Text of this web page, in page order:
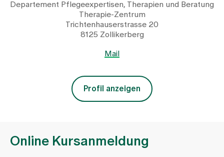
Departement Pflegeexpertisen, Therapien und Beratung
Therapie-Zentrum
Trichtenhauserstrasse 20
8125 Zollikerberg
Mail
Profil anzeigen
Online Kursanmeldung